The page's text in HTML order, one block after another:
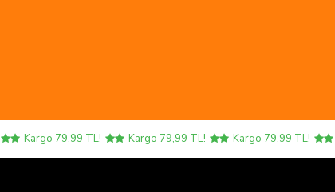
Kargo 79,99 TL! Kargo 79,99 TL! Kargo 79,99 TL!